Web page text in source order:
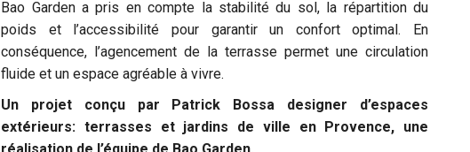
Bao Garden a pris en compte la stabilité du sol, la répartition du
poids et l’accessibilité pour garantir un confort optimal. En
conséquence, l’agencement de la terrasse permet une circulation
fluide et un espace agréable à vivre.
Un projet conçu par Patrick Bossa designer d’espaces
extérieurs: terrasses et jardins de ville en Provence, une